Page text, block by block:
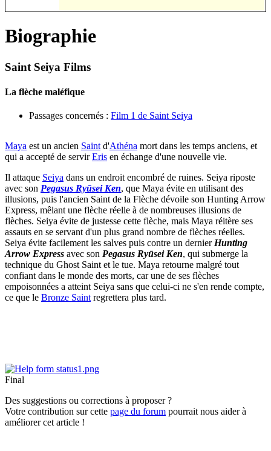
Biographie
Saint Seiya Films
La flèche maléfique
Passages concernés : Film 1 de Saint Seiya
Maya est un ancien Saint d'Athéna mort dans les temps anciens, et
qui a accepté de servirEris en échange d'une nouvelle vie.
Il attaque Seiya dans un endroit encombré de ruines. Seiya riposte
avec son Pegasus Ryūsei Ken, que Maya évite en utilisant des
illusions, puis l'ancien Saint de la Flèche dévoile son Hunting Arrow
Express, mêlant une flèche réelle à de nombreuses illusions de
flèches. Seiya évite de justesse cette flèche, mais Maya réitère ses
assauts en se servant d'un plus grand nombre de flèches réelles.
Seiya évite facilement les salves puis contre un dernier Hunting
Arrow Express avec son Pegasus Ryūsei Ken, qui submerge la
technique du Ghost Saint et le tue. Maya retourne malgré tout
confiant dans le monde des morts, car une de ses flèches
empoisonnées a atteint Seiya sans que celui-ci ne s'en rende compte,
ce que le Bronze Saint regrettera plus tard.
Final
Des suggestions ou corrections à proposer ?
Votre contribution sur cette page du forum pourrait nous aider à
améliorer cet article !